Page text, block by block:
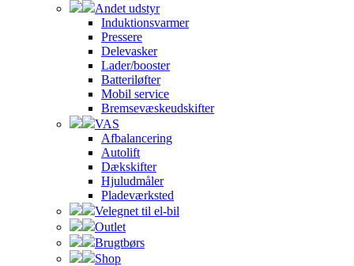
Andet udstyr
Induktionsvarmer
Pressere
Delevasker
Lader/booster
Batteriløfter
Mobil service
Bremsevæskeudskifter
VAS
Afbalancering
Autolift
Dækskifter
Hjuludmåler
Pladeværksted
Velegnet til el-bil
Outlet
Brugtbørs
Shop